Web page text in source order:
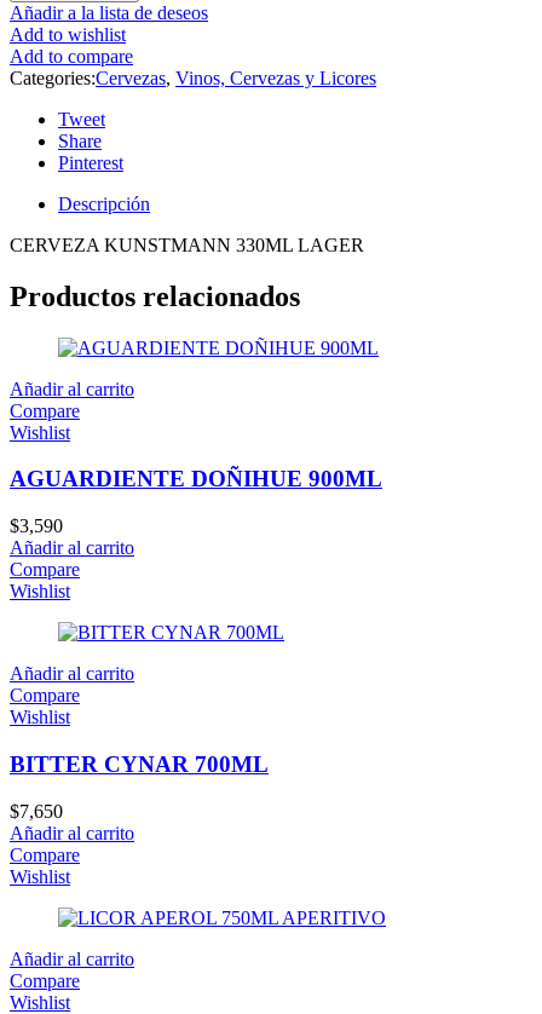
Añadir a la lista de deseos
Add to wishlist
Add to compare
Categories:Cervezas, Vinos, Cervezas y Licores
Tweet
Share
Pinterest
Descripción
CERVEZA KUNSTMANN 330ML LAGER
Productos relacionados
Añadir al carrito
Compare
Wishlist
AGUARDIENTE DOÑIHUE 900ML
$3,590
Añadir al carrito
Compare
Wishlist
Añadir al carrito
Compare
Wishlist
BITTER CYNAR 700ML
$7,650
Añadir al carrito
Compare
Wishlist
Añadir al carrito
Compare
Wishlist